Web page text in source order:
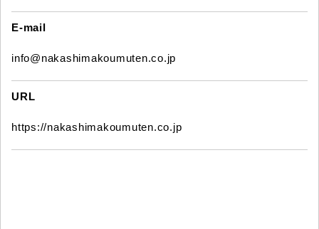
E-mail
info@nakashimakoumuten.co.jp
URL
https://nakashimakoumuten.co.jp